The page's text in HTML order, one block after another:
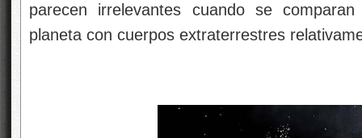
parecen irrelevantes cuando se
planeta con cuerpos extraterrestres